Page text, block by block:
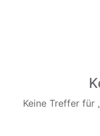
Keine Treffer für